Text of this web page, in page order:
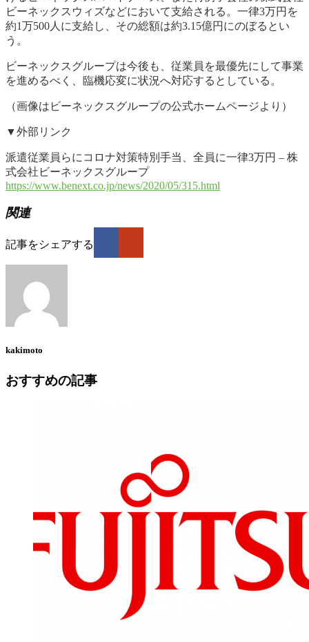
ビーネックスウィズなどにおいて支給される。一律3万円を
約1万500人に支給し、その総額は約3.15億円にのぼるとい
う。
ビーネックスグループは今後も、従業員を最優先にして事業
を進めるべく、臨機応変に状況へ対応するとしている。
（画像はビーネックスグループの公式ホームページより）
▼外部リンク
派遣従業員らにコロナ対策特別手当、全員に一律3万円 – 株
式会社ビーネックスグループ
https://www.benext.co.jp/news/2020/05/315.html
関連
記事をシェアする
kakimoto
おすすめの記事